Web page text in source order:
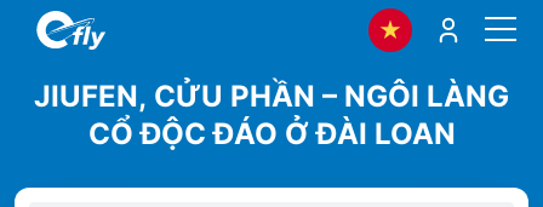
JIUFEN, CỬU PHẦN – NGÔI LÀNG
CỔ ĐỘC ĐÁO Ở ĐÀI LOAN